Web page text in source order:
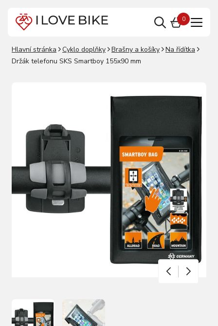
0
Hlavní stránka Cyklo doplňky Brašny a košíky
Na řídítka
Držák telefonu SKS Smartboy 155x90 mm